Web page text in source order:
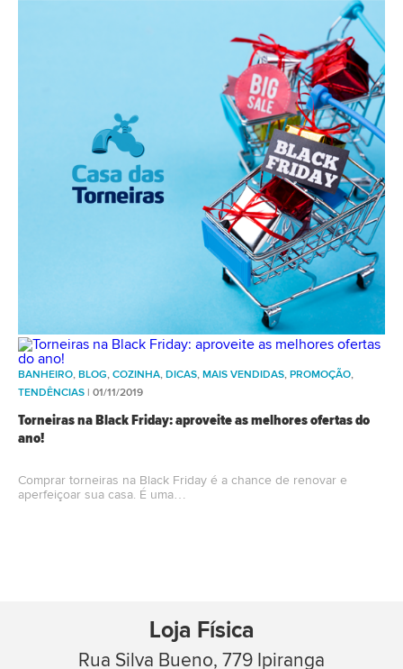
BANHEIRO, BLOG, COZINHA, DICAS, MAIS VENDIDAS, PROMOÇÃO,
TENDÊNCIAS | 01/11/2019
Torneiras na Black Friday: aproveite as melhores ofertas do
ano!
Comprar torneiras na Black Friday é a chance de renovar e
aperfeiçoar sua casa. É uma…
Loja Física
Rua Silva Bueno, 779 Ipiranga